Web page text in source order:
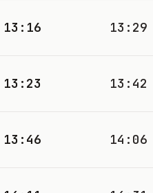
13:16 13:29
13:23 13:42
13:46 14:06